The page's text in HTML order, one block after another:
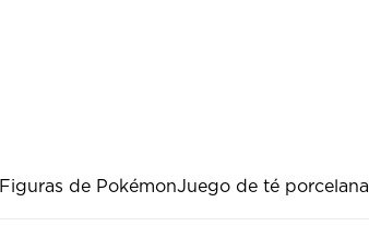
Figuras de PokémonJuego de té porcelana